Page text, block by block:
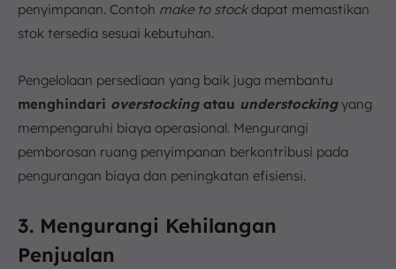
penyimpanan. Contoh make to stockdapat memastikan
stok tersedia sesuai kebutuhan.
Pengelolaan persediaan yang baik juga membantu
menghindari overstockingatau understockingyang
mempengaruhi biaya operasional. Mengurangi
pemborosan ruang penyimpanan berkontribusi pada
pengurangan biaya dan peningkatan efisiensi.
3. Mengurangi Kehilangan
Penjualan